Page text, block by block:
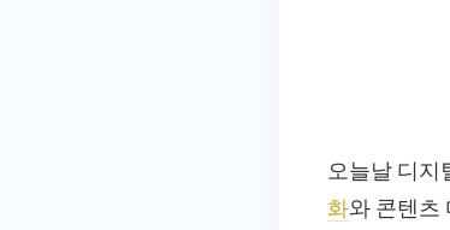
오늘날 디지
화와 콘텐츠